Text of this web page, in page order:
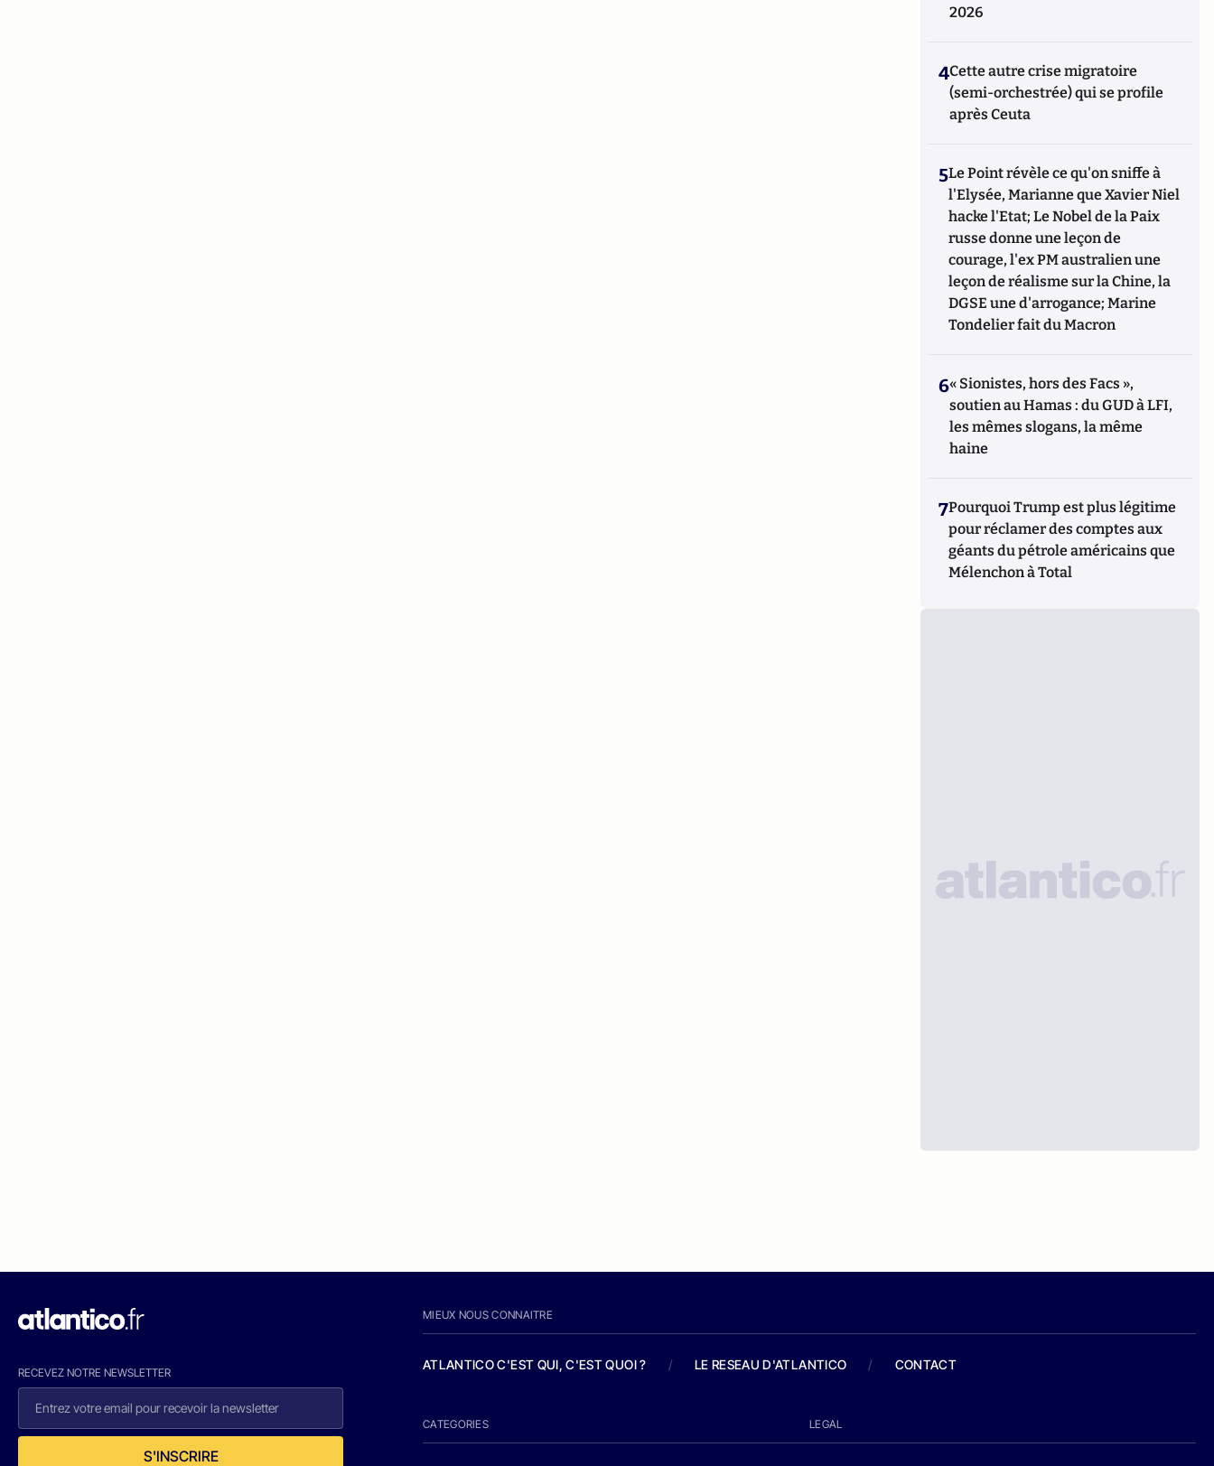
2026
4Cette autre crise migratoire
(semi-orchestrée) qui se profile
après Ceuta
5Le Point révèle ce qu'on sniffe à
l'Elysée, Marianne que Xavier Niel
hacke l'Etat; Le Nobel de la Paix
russe donne une leçon de
courage, l'ex PM australien une
leçon de réalisme sur la Chine, la
DGSE une d'arrogance; Marine
Tondelier fait du Macron
6« Sionistes, hors des Facs »,
soutien au Hamas : du GUD à LFI,
les mêmes slogans, la même
haine
7Pourquoi Trump est plus légitime
pour réclamer des comptes aux
géants du pétrole américains que
Mélenchon à Total
RECEVEZ NOTRE NEWSLETTER
S'INSCRIRE
MIEUX NOUS CONNAITRE
ATLANTICO C'EST QUI, C'EST QUOI ? / LE RESEAU D'ATLANTICO / CONTACT
CATEGORIES LEGAL